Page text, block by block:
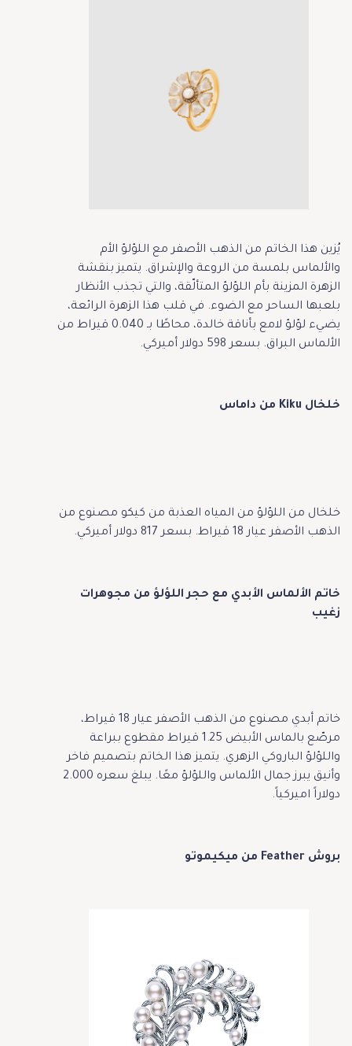
يُزين هذا الخاتم من الذهب الأصفر مع اللؤلؤ الأم
والألماس بلمسة من الروعة والإشراق. يتميز بنقشة
الزهرة المزينة بأم اللؤلؤ المتألّقة، والتي تجذب الأنظار
بلعبها الساحر مع الضوء. في قلب هذا الزهرة الرائعة،
يضيء لؤلؤ لامع بأناقة خالدة، محاطًا بـ 0.040 قيراط من
الألماس البراق. بسعر 598 دولار أميركي.
خلخال Kiku من داماس
خلخال من اللؤلؤ من المياه العذبة من كيكو مصنوع من
الذهب الأصفر عيار 18 قيراط. بسعر 817 دولار أميركي.
خاتم الألماس الأبدي مع حجر اللؤلؤ من مجوهرات
زغيب
خاتم أبدي مصنوع من الذهب الأصفر عيار 18 قيراط،
مرصّع بالماس الأبيض 1.25 قيراط مقطوع ببراعة
واللؤلؤ الباروكي الزهري. يتميز هذا الخاتم بتصميم فاخر
وأنيق يبرز جمال الألماس واللؤلؤ معًا. يبلغ سعره 2.000
دولاراً اميركياً.
بروش Feather من ميكيموتو